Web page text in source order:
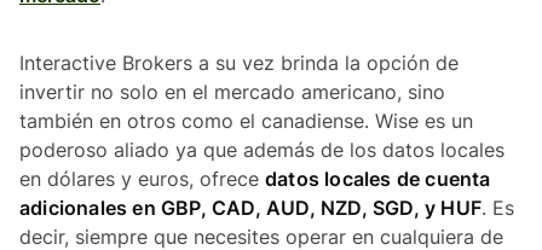
Interactive Brokers a su vez brinda la opción de
invertir no solo en el mercado americano, sino
también en otros como el canadiense. Wise es un
poderoso aliado ya que además de los datos locales
en dólares y euros, ofrece datos locales de cuenta
adicionales en GBP, CAD, AUD, NZD, SGD, y HUF. Es
decir, siempre que necesites operar en cualquiera de